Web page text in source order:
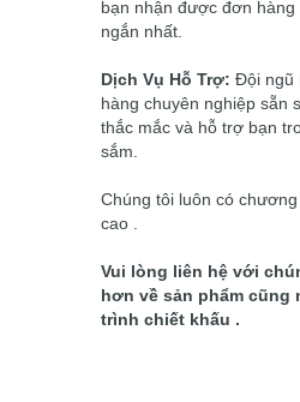
bạn nhận được đơn hàng
ngắn nhất.
Dịch Vụ Hỗ Trợ: Đội ngũ
hàng chuyên nghiệp sẵn
thắc mắc và hỗ trợ bạn
sắm.
Chúng tôi luôn có
cao .
Vui lòng liên hệ với
hơn về sản phẩm cũng
trình chiết khấu .